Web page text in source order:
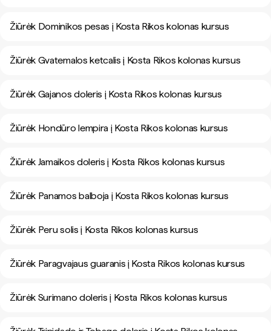
Žiūrėk Dominikos pesas į Kosta Rikos kolonas kursus
Žiūrėk Gvatemalos ketcalis į Kosta Rikos kolonas kursus
Žiūrėk Gajanos doleris į Kosta Rikos kolonas kursus
Žiūrėk Hondūro lempira į Kosta Rikos kolonas kursus
Žiūrėk Jamaikos doleris į Kosta Rikos kolonas kursus
Žiūrėk Panamos balboja į Kosta Rikos kolonas kursus
Žiūrėk Peru solis į Kosta Rikos kolonas kursus
Žiūrėk Paragvajaus guaranis į Kosta Rikos kolonas kursus
Žiūrėk Surimano doleris į Kosta Rikos kolonas kursus